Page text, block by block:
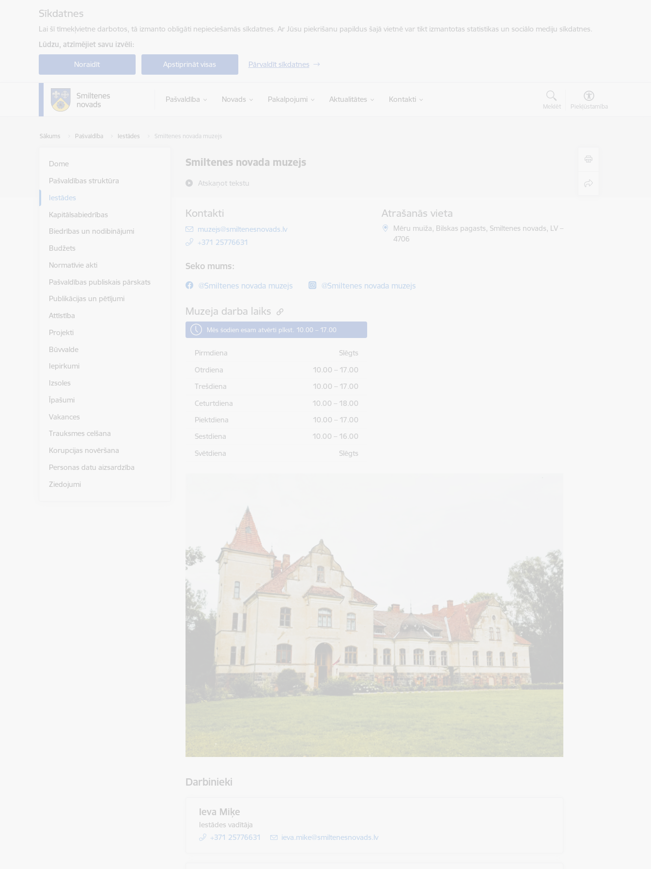
Sīkdatnes
Lai šī tīmekļvietne darbotos, tā izmanto obligāti nepieciešamās sīkdatnes. Ar Jūsu piekrišanu papildus šajā vietnē var tikt izmantotas statistikas un sociālo mediju sīkdatnes.
Lūdzu, atzīmējiet savu izvēli:
Noraidīt Apstiprināt visas Pārvaldīt sīkdatnes
Pašvaldība Novads Pakalpojumi Aktualitātes Kontakti
Meklēt Piekļūstamība
Sākums Pašvaldība Iestādes Smiltenes novada muzejs
Smiltenes novada muzejs
Atskaņot tekstu
Dome
Pašvaldības struktūra
Iestādes
Kapitālsabiedrības
Biedrības un nodibinājumi
Budžets
Normatīvie akti
Pašvaldības publiskais pārskats
Publikācijas un pētījumi
Attīstība
Projekti
Būvvalde
Iepirkumi
Izsoles
Īpašumi
Vakances
Trauksmes celšana
Korupcijas novēršana
Personas datu aizsardzība
Ziedojumi
Kontakti
E-pasts:
muzejs@smiltenesnovads.lv
+371 25776631
Atrašanās vieta
Mēru muiža, Bilskas pagasts, Smiltenes novads, LV –
4706
Seko mums:
@Smiltenes novada muzejs @Smiltenes novada muzejs
Muzeja darba laiks
Mēs šodien esam atvērti plkst. 10.00 – 17.00
Pirmdiena
Slēgts
Otrdiena
10.00 – 17.00
Trešdiena
10.00 – 17.00
Ceturtdiena
10.00 – 18.00
Piektdiena
10.00 – 17.00
Sestdiena
10.00 – 16.00
Svētdiena
Slēgts
Darbinieki
Ieva Miķe
Iestādes vadītāja
+371 25776631
E-pasts:
ieva.mike@smiltenesnovads.lv